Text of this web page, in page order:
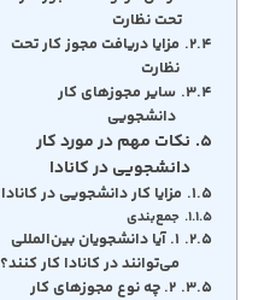
تحت نظارت
مزایا دریافت مجوز کار تحت
نظارت
سایر مجوزهای کار
دانشجویی
نکات مهم در مورد کار
دانشجویی در کانادا
مزایا کار دانشجویی در کانادا
جمع‌بندی
۱. آیا دانشجویان بین‌المللی
می‌توانند در کانادا کار کنند؟
۲. چه نوع مجوزهای کار